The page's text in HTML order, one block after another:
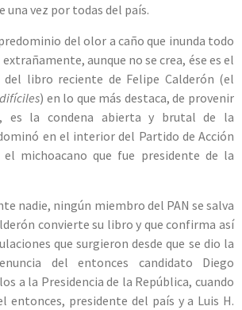
una vez por todas del país.
del olor a caño que inunda todo
aunque no se crea, ése es el
libro reciente de Felipe Calderón (el
) en lo que más destaca, de provenir
es la condena abierta y brutal de la
en el interior del Partido de Acción
michoacano que fue presidente de la
nadie, ningún miembro del PAN se salva
convierte su libro y que confirma así
que surgieron desde que se dio la
del entonces candidato Diego
a la Presidencia de la República, cuando
entonces, presidente del país y a Luis H.